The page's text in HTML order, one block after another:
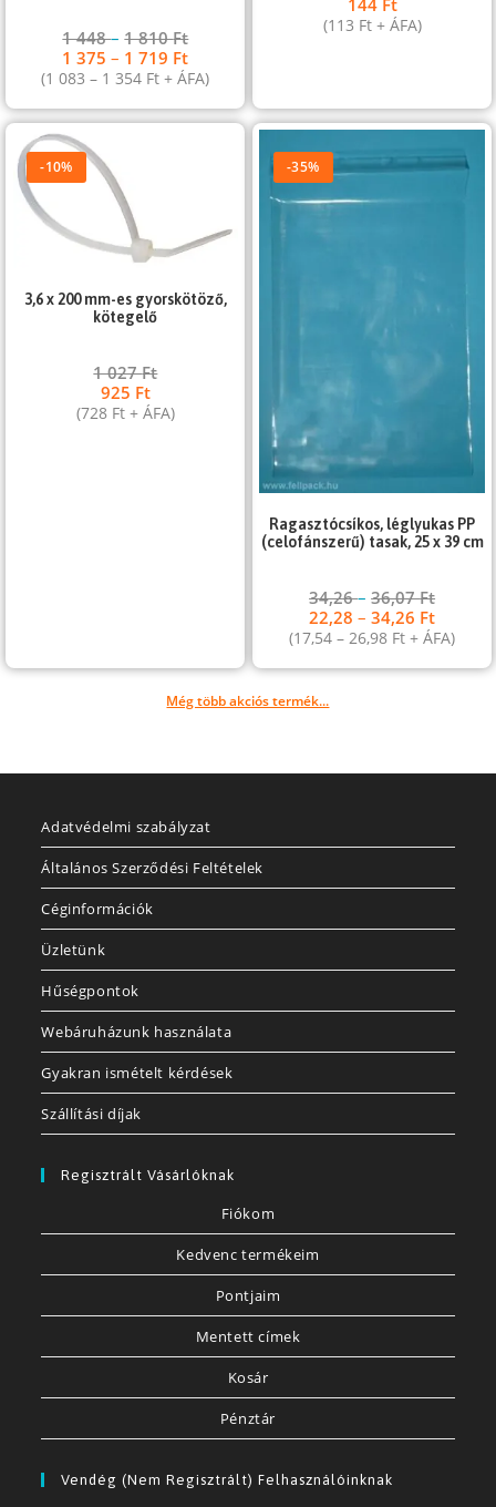
1 448–1 810Ft
1 375– 1 719 Ft
(1 083– 1 354 Ft + ÁFA)
144 Ft
(113 Ft+ ÁFA)
-10%
3,6 x 200 mm-es gyorskötöző,
kötegelő
1 027Ft
925 Ft
(728 Ft+ ÁFA)
-35%
Ragasztócsíkos, léglyukas PP
(celofánszerű) tasak, 25 x 39 cm
34,26–36,07Ft
22,28–34,26 Ft
(17,54–26,98 Ft + ÁFA)
Még több akciós termék...
Adatvédelmi szabályzat
Általános Szerződési Feltételek
Céginformációk
Üzletünk
Hűségpontok
Webáruházunk használata
Gyakran ismételt kérdések
Szállítási díjak
Regisztrált Vásárlóknak
Fiókom
Kedvenc termékeim
Pontjaim
Mentett címek
Kosár
Pénztár
Vendég (nem Regisztrált) Felhasználóinknak